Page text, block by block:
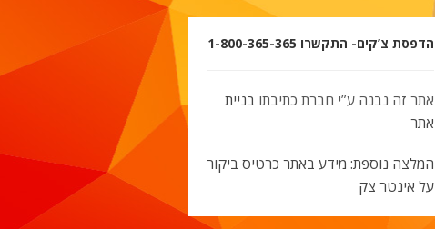
הדפסת צ’קים- התקשרו 1-800-365-365
אתר זה נבנה ע”י חברת כתיבתו בניית
אתר
המלצה נוספת: מידע באתר כרטיס ביקור
על אינטר צק